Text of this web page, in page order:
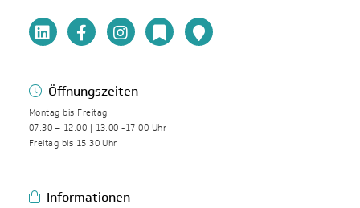
Öffnungszeiten
Montag bis Freitag
07.30 – 12.00 | 13.00 -17.00 Uhr
Freitag bis 15.30 Uhr
Informationen